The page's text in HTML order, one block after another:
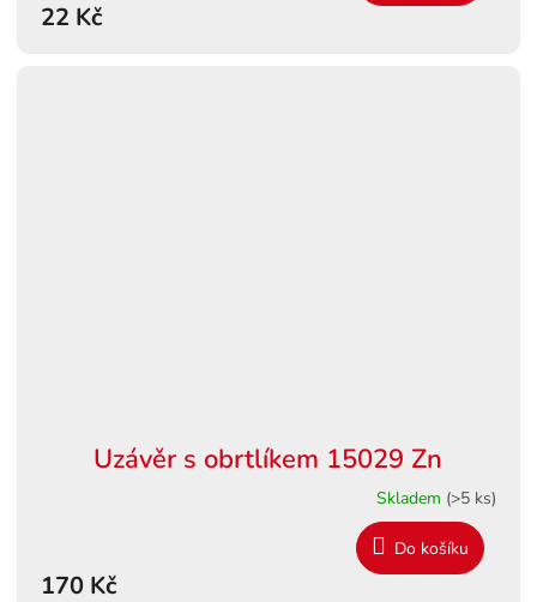
22 Kč
Uzávěr s obrtlíkem 15029 Zn
Skladem (>5 ks)
170 Kč
Do košíku